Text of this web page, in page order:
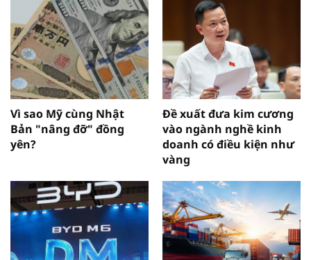
Vì sao Mỹ cùng Nhật
Bản "nâng đỡ" đồng
yên?
Đề xuất đưa kim cương
vào ngành nghề kinh
doanh có điều kiện như
vàng